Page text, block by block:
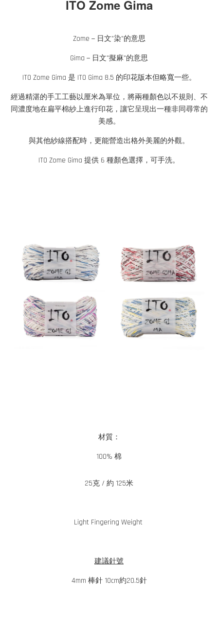
ITO Zome Gima
Zome－日文"染"的意思
Gima－日文"擬麻"的意思
ITO Zome Gima 是 ITO Gima 8.5 的印花版本但略寬一些。
經過精湛的手工工藝以厘米為單位，將兩種顏色以不規則、不
同濃度地在扁平棉紗上進行印花，讓它呈現出一種非同尋常的
美感。
與其他紗線搭配時，更能營造出格外美麗的外觀。
ITO Zome Gima 提供 6 種顏色選擇，可手洗。
材質：
100% 棉
25克 / 約 125米
Light Fingering Weight
建議針號
4mm 棒針 10cm約20.5針